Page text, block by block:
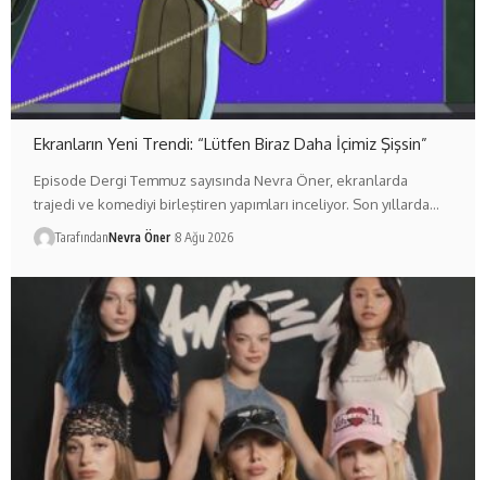
Ekranların Yeni Trendi: “Lütfen Biraz Daha İçimiz Şişsin”
Episode Dergi Temmuz sayısında Nevra Öner, ekranlarda
trajedi ve komediyi birleştiren yapımları inceliyor. Son yıllarda…
TarafındanNevra Öner 8 Ağu 2026